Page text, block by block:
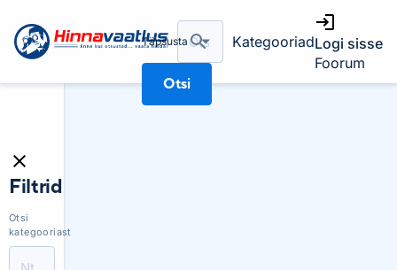
Täpsusta
Otsi
KategooriadLogi sisse
Foorum
Filtrid
Otsi
kategooriast